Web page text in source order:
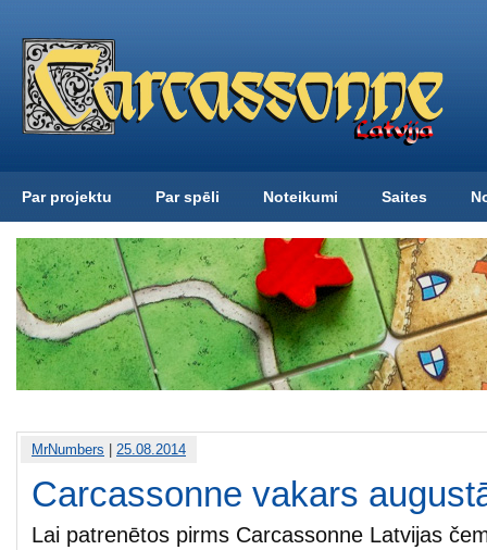
Par projektu Par spēli Noteikumi Saites
MrNumbers 25.08.2014
Carcassonne vakars
Lai patrenētos pirms Carcassonne Latvijas